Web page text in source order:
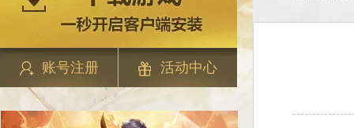
账号注册 活动中心